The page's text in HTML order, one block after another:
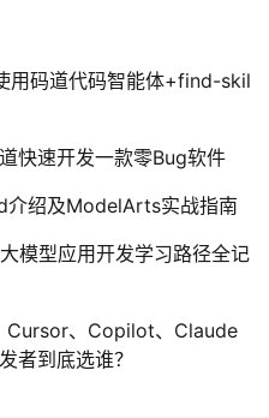
码道代码智能体+find-skil
快速开发一款零Bug软件
介绍及ModelArts实战指南
模型应用开发学习路径全记
Cursor、Copilot、Claude
者到底选谁？